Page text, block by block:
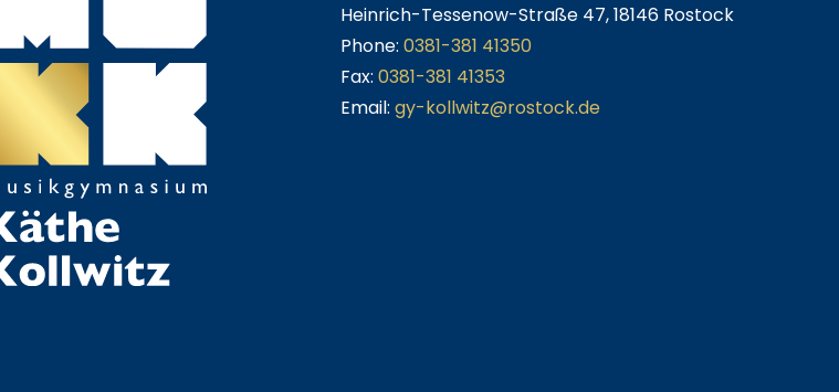
Heinrich-Tessenow-Straße 47, 18146 Rostock
Phone:0381-381 41350
Fax:0381-381 41353
Email:gy-kollwitz@rostock.de